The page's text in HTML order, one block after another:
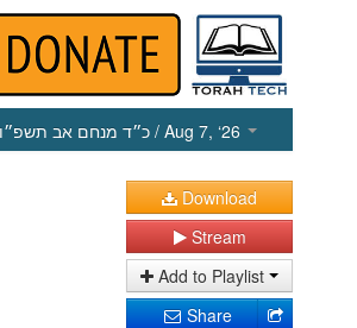
כ״ד מנחם אב תשפ״ו / Aug 7, ‘26
Download
Stream
Add to Playlist
Share